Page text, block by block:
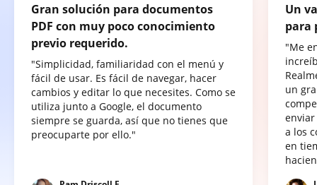
Gran solución para documentos
PDF con muy poco conocimiento
previo requerido.
"Simplicidad, familiaridad con el menú y
fácil de usar. Es fácil de navegar, hacer
cambios y editar lo que necesites. Como se
utiliza junto a Google, el documento
siempre se guarda, así que no tienes que
preocuparte por ello."
Un
para
"Me
un
a los
en